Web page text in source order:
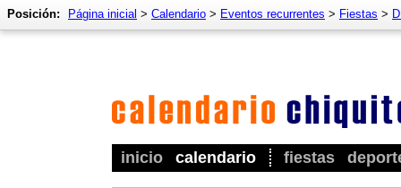
inicio calendario fiestas
Posición: Página inicial > Calendario > Eventos recurrentes > Fiestas >